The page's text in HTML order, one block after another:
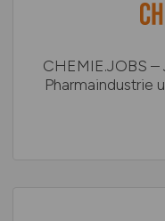
CHEMIE.JOBS
Pharmaindustrie